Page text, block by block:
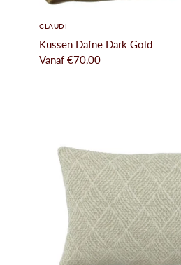
CLAUDI
Kussen Dafne Dark Gold
Vanaf €70,00